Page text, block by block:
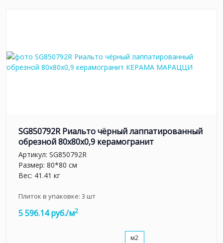
SG850792R Риальто чёрный лаппатированный
обрезной 80x80x0,9 керамогранит
Артикул: SG850792R
Размер: 80*80 см
Вес: 41.41 кг
Плиток в упаковке: 3 шт
5 596.14 руб./м2
м2